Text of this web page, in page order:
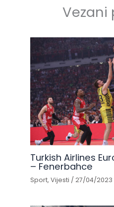
Vezani
Turkish Airlines
– Fenerbahce
Sport,Vijesti /27/04/2023